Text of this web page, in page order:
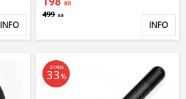
Lägg till i favoriter
INFO
KR
499 KR
INFO
SPARA
33 %